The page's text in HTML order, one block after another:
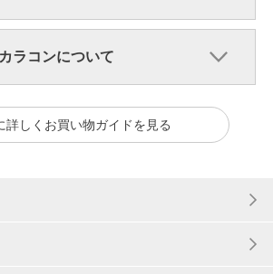
ラコンについて
詳しくお買い物ガイドを見る